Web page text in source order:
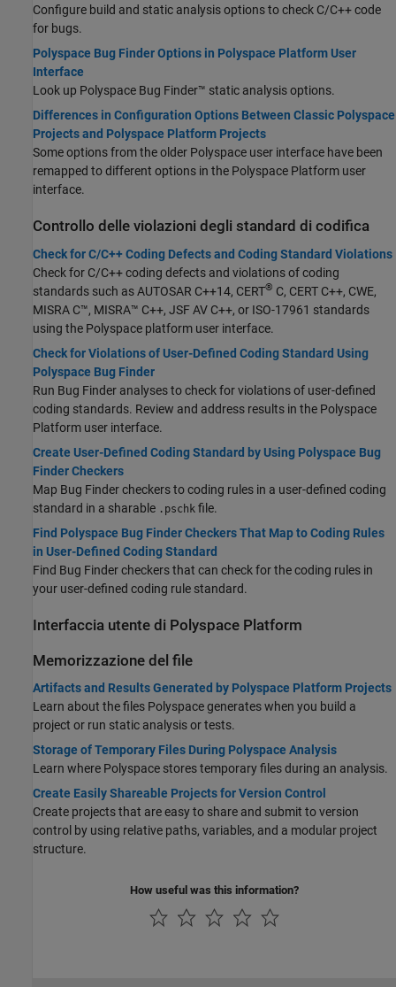
Configure build and static analysis options to check C/C++ code
for bugs.
Polyspace Bug Finder Options in Polyspace Platform User
Interface
Look up Polyspace Bug Finder™ static analysis options.
Differences in Configuration Options Between Classic Polyspace
Projects and Polyspace Platform Projects
Some options from the older Polyspace user interface have been
remapped to different options in the Polyspace Platform user
interface.
Controllo delle violazioni degli standard di codifica
Check for C/C++ Coding Defects and Coding Standard Violations
Check for C/C++ coding defects and violations of coding
standards such as AUTOSAR C++14, CERT® C, CERT C++, CWE,
MISRA C™, MISRA™ C++, JSF AV C++, or ISO-17961 standards
using the Polyspace platform user interface.
Check for Violations of User-Defined Coding Standard Using
Polyspace Bug Finder
Run Bug Finder analyses to check for violations of user-defined
coding standards. Review and address results in the Polyspace
Platform user interface.
Create User-Defined Coding Standard by Using Polyspace Bug
Finder Checkers
Map Bug Finder checkers to coding rules in a user-defined coding
standard in a sharable .pschk file.
Find Polyspace Bug Finder Checkers That Map to Coding Rules
in User-Defined Coding Standard
Find Bug Finder checkers that can check for the coding rules in
your user-defined coding rule standard.
Interfaccia utente di Polyspace Platform
Memorizzazione del file
Artifacts and Results Generated by Polyspace Platform Projects
Learn about the files Polyspace generates when you build a
project or run static analysis or tests.
Storage of Temporary Files During Polyspace Analysis
Learn where Polyspace stores temporary files during an analysis.
Create Easily Shareable Projects for Version Control
Create projects that are easy to share and submit to version
control by using relative paths, variables, and a modular project
structure.
How useful was this information?